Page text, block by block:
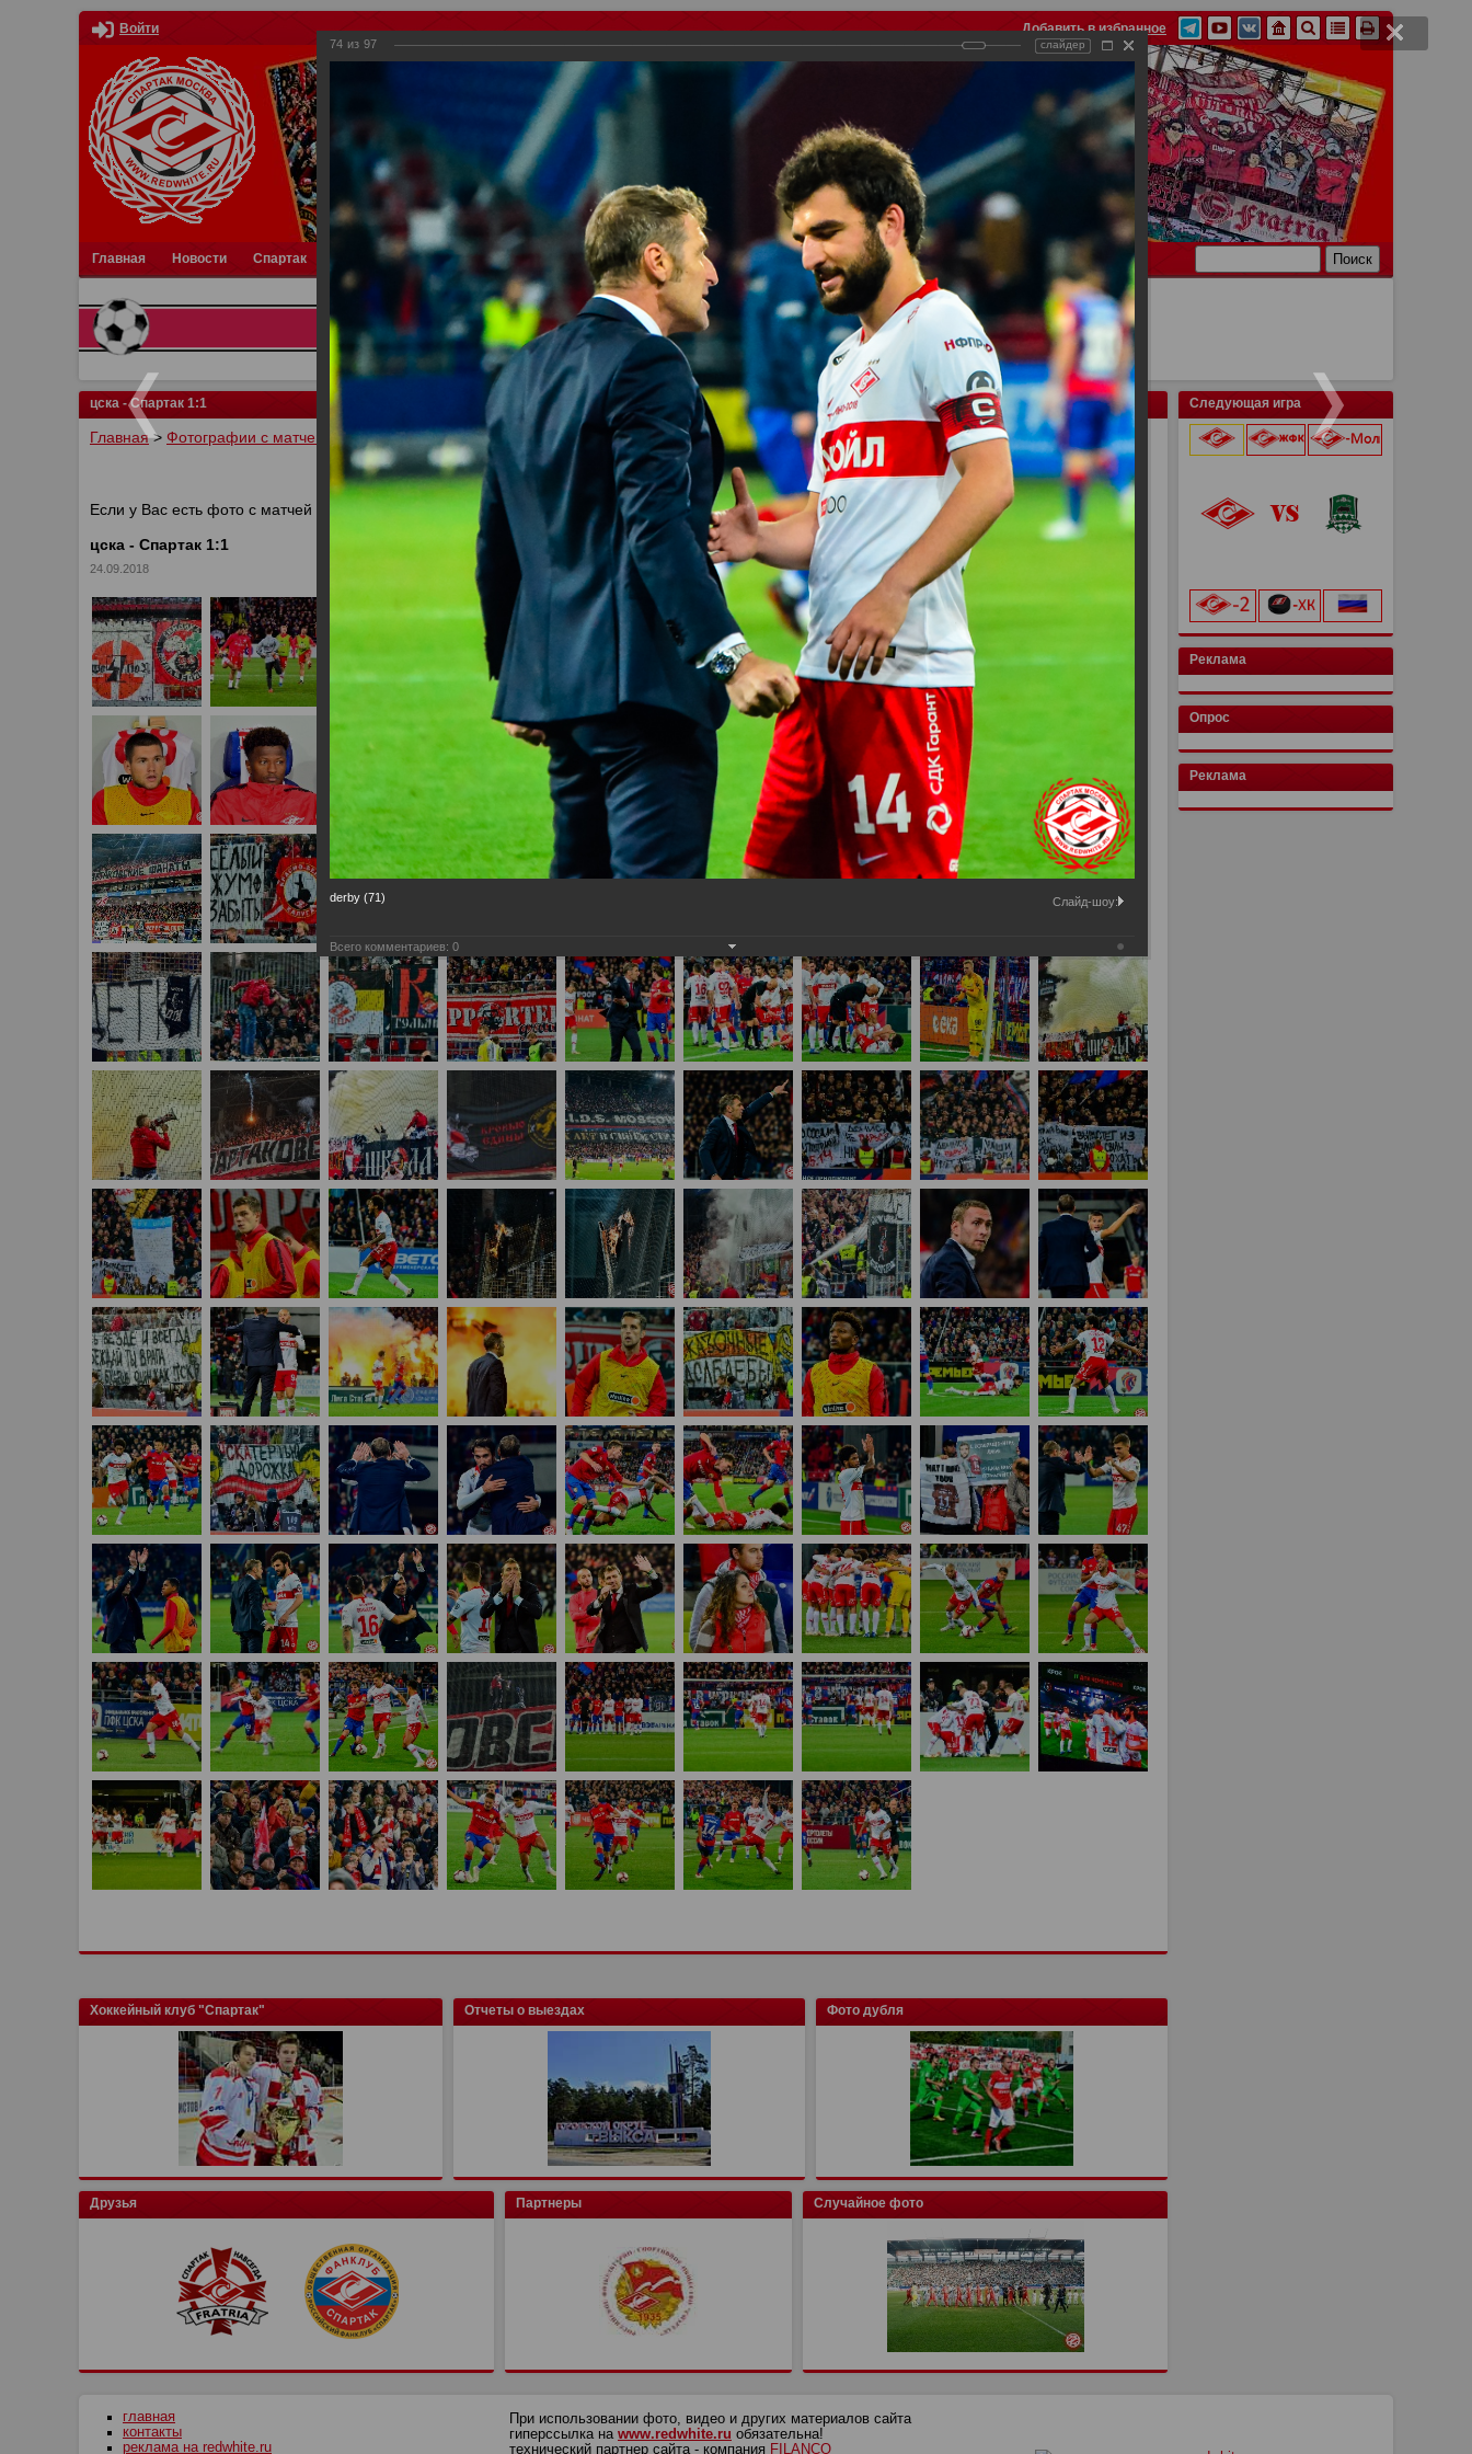
Войти Добавить в избранное
Главная Новости Спартак Турниры Фотки Отчеты Видео Фанату Стадионы О футболе КБ Форум
цска - Спартак 1:1
Главная> Фотографии с матчей Спартака, Сборной Росиии >ФК Спартак> Сезон 2018/2019> цска - Спартак 1:1
Уважаемые посетители нашего сайта!
Если у Вас есть фото с матчей
, высылайте нам на почту
мы обязательно разместим их в этом разделе.
цска - Спартак 1:1
24.09.2018
Хоккейный клуб "Спартак" Отчеты о выездах Фото дубля
Друзья Партнеры Случайное фото
Следующая игра
Реклама
Опрос
Реклама
главная
контакты
реклама на redwhite.ru
При использовании фото, видео и других материалов сайта
гиперссылка на www.redwhite.ru обязательна!
технический партнер сайта - компания FILANCO
74 из 97 слайдер
derby (71) Слайд-шоу:
Всего комментариев: 0